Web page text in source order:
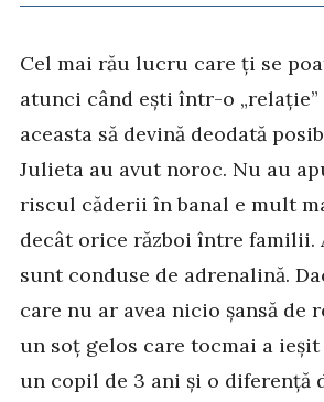
Cel mai rău lucru care ți se
atunci când ești într-o
aceasta să devină deodată
Julieta au avut noroc. Nu au
riscul căderii în banal e mult
decât orice război între familii.
sunt conduse de adrenalină.
care nu ar avea nicio șansă de
un soț gelos care tocmai a
un copil de 3 ani și o diferență